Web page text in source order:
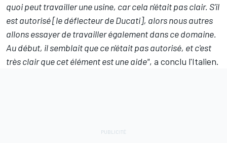
quoi peut travailler une usine, car cela n'était pas clair. S'il
est autorisé [le déflecteur de Ducati], alors nous autres
allons essayer de travailler également dans ce domaine.
Au début, il semblait que ce n'était pas autorisé, et c'est
très clair que cet élément est une aide", a conclu l'Italien.